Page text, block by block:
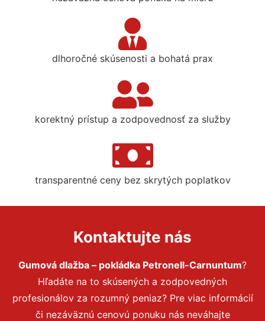
dlhoročné skúsenosti a bohatá prax
korektný prístup a zodpovednosť za služby
transparentné ceny bez skrytých poplatkov
Kontaktujte nás
Gumová dlažba – pokládka Petronell-Carnuntum?
Hľadáte na to skúsených a zodpovedných
profesionálov za rozumný peniaz? Pre viac informácií
či nezáväznú cenovú ponuku nás neváhajte